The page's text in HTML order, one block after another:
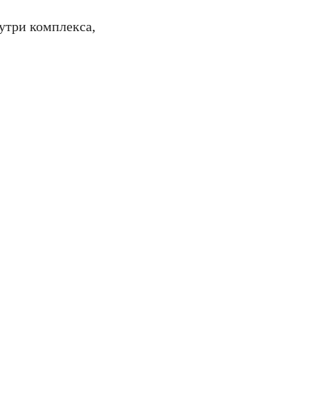
комплекса,